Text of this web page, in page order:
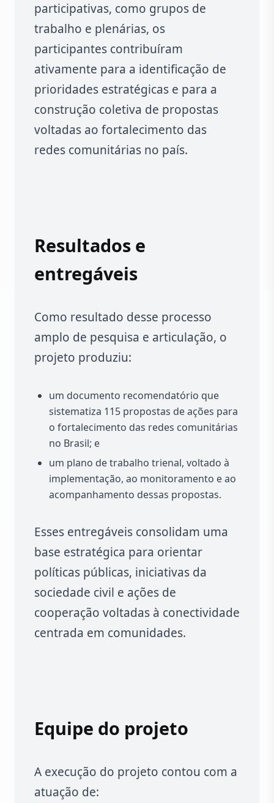
participativas, como grupos de
trabalho e plenárias, os
participantes contribuíram
ativamente para a identificação de
prioridades estratégicas e para a
construção coletiva de propostas
voltadas ao fortalecimento das
redes comunitárias no país.
Resultados e
entregáveis
Como resultado desse processo
amplo de pesquisa e articulação, o
projeto produziu:
um documento recomendatório que
sistematiza 115 propostas de ações para
o fortalecimento das redes comunitárias
no Brasil; e
um plano de trabalho trienal, voltado à
implementação, ao monitoramento e ao
acompanhamento dessas propostas.
Esses entregáveis consolidam uma
base estratégica para orientar
políticas públicas, iniciativas da
sociedade civil e ações de
cooperação voltadas à conectividade
centrada em comunidades.
Equipe do projeto
A execução do projeto contou com a
atuação de: